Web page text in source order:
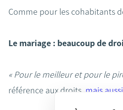
Comme pour les cohabitants
Le mariage : beaucoup de
« Pour le meilleur et pour le
référence aux droits, mais